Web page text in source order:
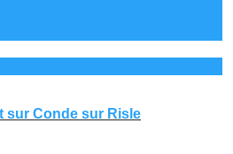
sur Conde sur Risle